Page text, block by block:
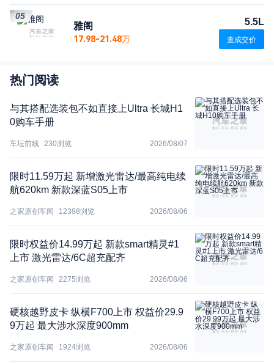
雅阁
17.98-21.48万
5.5L
查成交价
05
热门阅读
与其搭配选装包不如直接上Ultra 长城H1
0购车手册
车坛前线 230浏览 2026/08/07
限时11.59万起 新增激光雷达/最高纯电续
航620km 新款深蓝S05上市
之家原创车闻 12398浏览 2026/08/06
限时权益价14.99万起 新款smart精灵#1
上市 激光雷达/6C超充配齐
之家原创车闻 2275浏览 2026/08/06
硬核越野皮卡 纵横F700上市 权益价29.9
9万起 最大涉水深度900mm
之家原创车闻 1924浏览 2026/08/06